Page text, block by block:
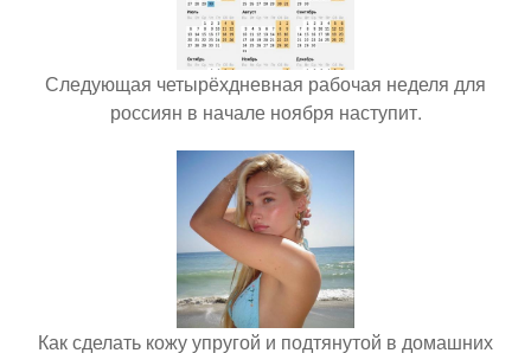
Следующая четырёхдневная рабочая неделя для
россиян в начале ноября наступит.
Как сделать кожу упругой и подтянутой в домашних